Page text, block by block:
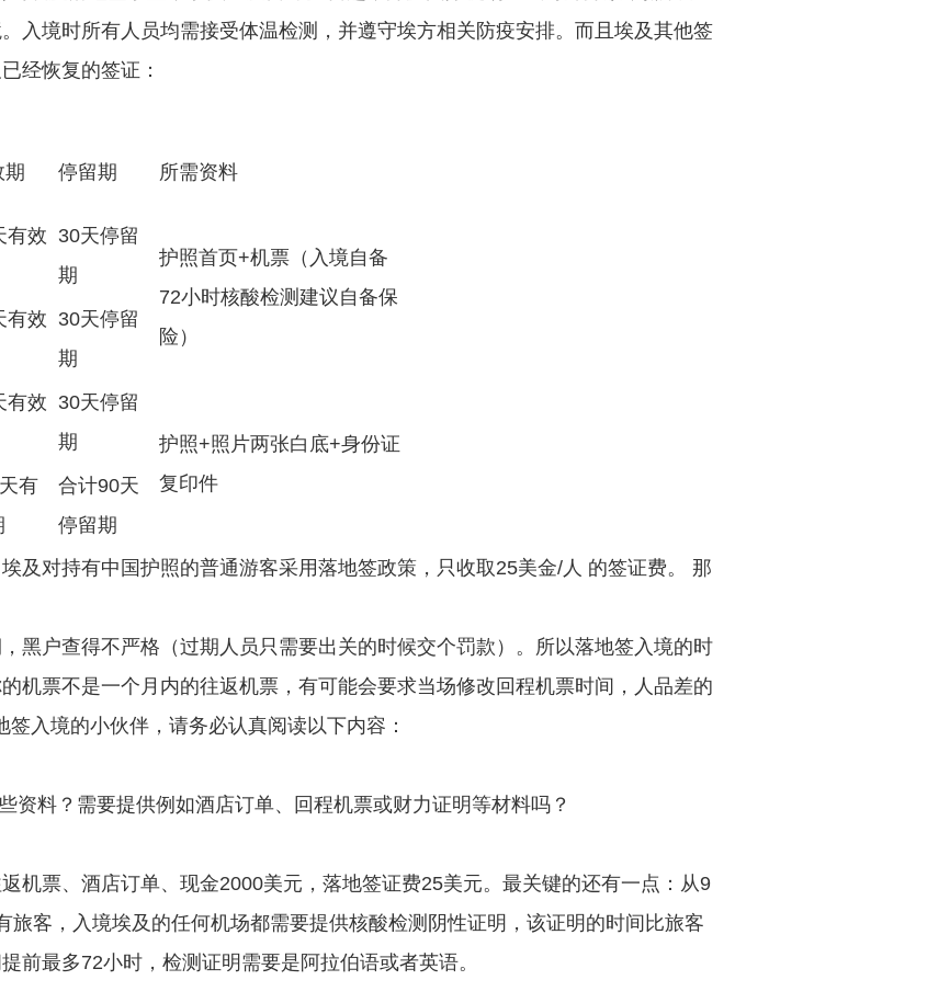
入境时所有人员均需接受体温检测，并遵守埃方相关防疫安排。而且埃及其他签
经恢复的签证：
期 停留期 所需资料
有效
30天停留
期
护照首页+机票（入境自备
72小时核酸检测建议自备保
险）
有效
30天停留
期
有效
30天停留
期
护照+照片两张白底+身份证
复印件
有
合计90天
停留期
及对持有中国护照的普通游客采用落地签政策，只收取25美金/人 的签证费。 那
黑户查得不严格（过期人员只需要出关的时候交个罚款）。所以落地签入境的时
机票不是一个月内的往返机票，有可能会要求当场修改回程机票时间，人品差的
入境的小伙伴，请务必认真阅读以下内容：
资料？需要提供例如酒店订单、回程机票或财力证明等材料吗？
机票、酒店订单、现金2000美元，落地签证费25美元。最关键的还有一点：从9
旅客，入境埃及的任何机场都需要提供核酸检测阴性证明，该证明的时间比旅客
前最多72小时，检测证明需要是阿拉伯语或者英语。